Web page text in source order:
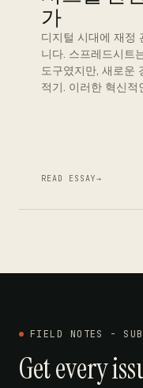
가
디지털 시대에 재정
니다. 스프레드시트
도구였지만, 새로운
적기. 이러한 혁신
READ ESSAY→
FIELD NOTES -
Get every